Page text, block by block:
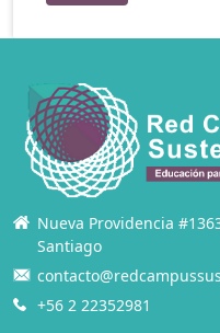
Nueva Providencia
Santiago
+56 2 22352981